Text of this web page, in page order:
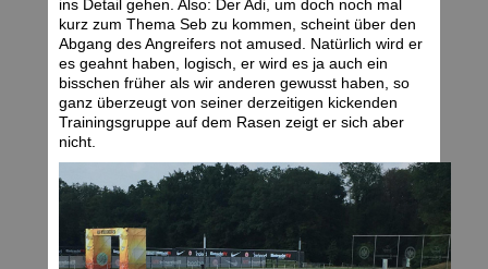
ins Detail gehen. Also: Der Adi, um doch noch mal
kurz zum Thema Seb zu kommen, scheint über den
Abgang des Angreifers not amused. Natürlich wird er
es geahnt haben, logisch, er wird es ja auch ein
bisschen früher als wir anderen gewusst haben, so
ganz überzeugt von seiner derzeitigen kickenden
Trainingsgruppe auf dem Rasen zeigt er sich aber
nicht.